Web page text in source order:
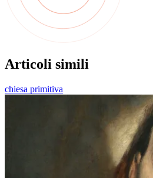
Articoli simili
chiesa primitiva